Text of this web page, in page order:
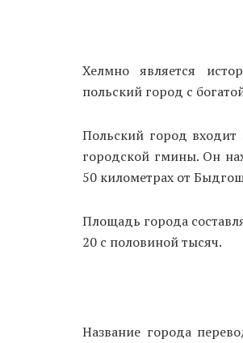
Хелмно является
польский город с
Польский город входит
городской гмины. Он
50 километрах от
Площадь города
20 с половиной тысяч.
Название города